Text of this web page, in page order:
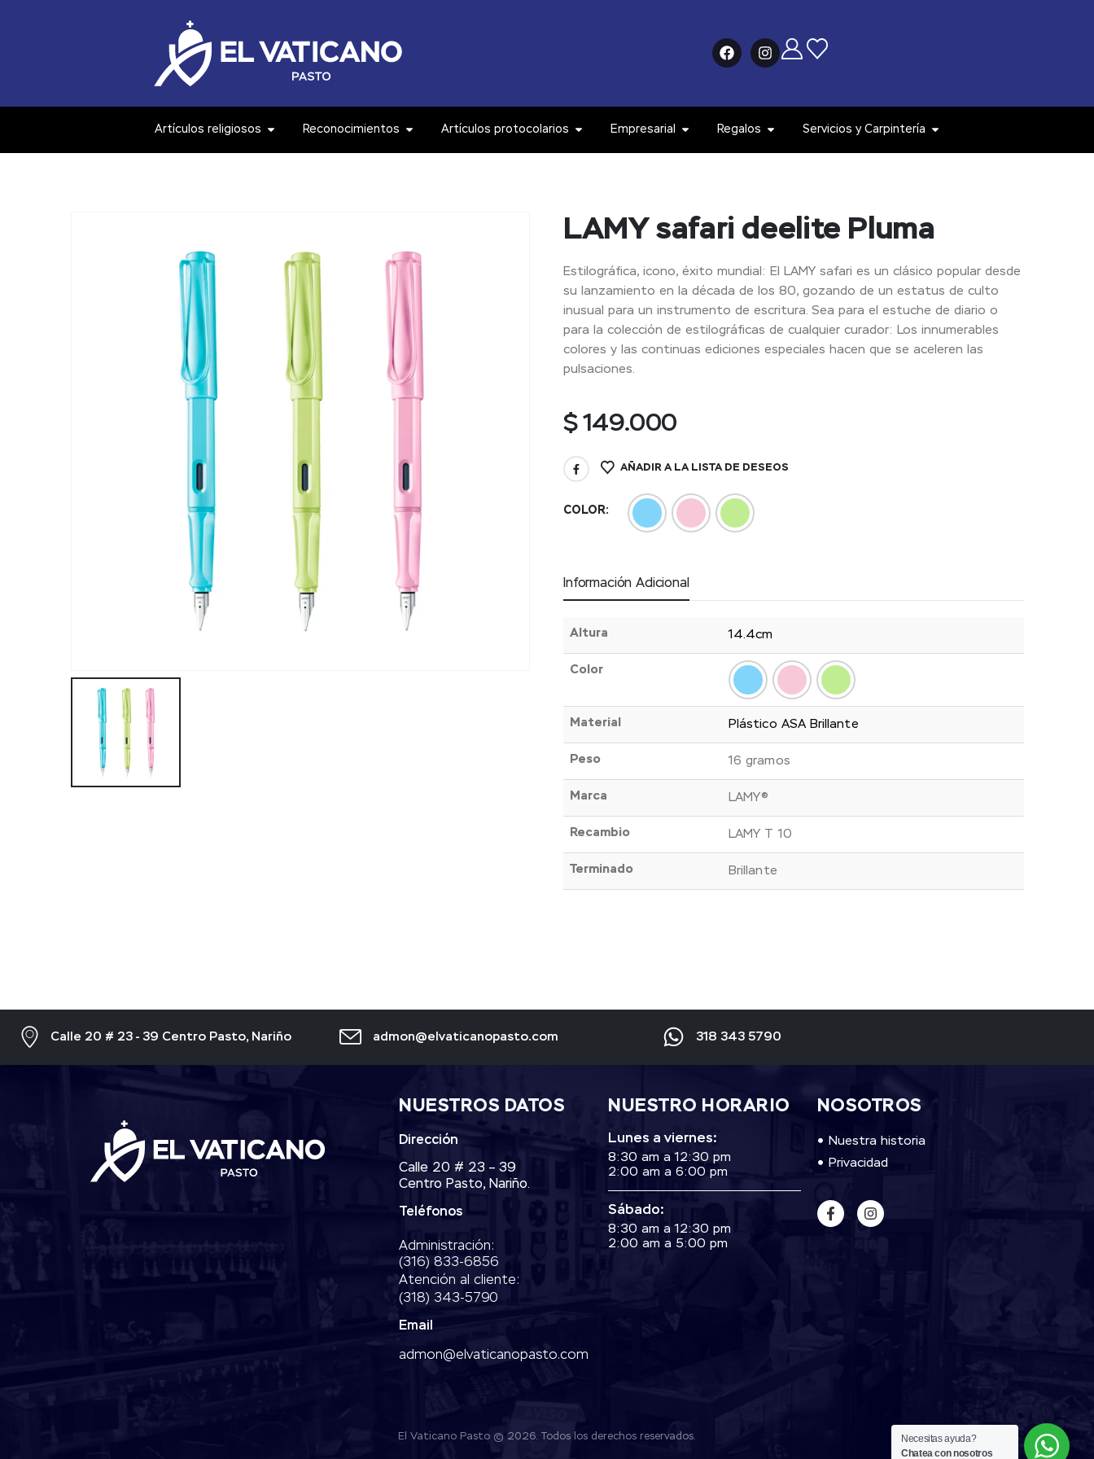
Artículos religiosos Reconocimientos Artículos protocolarios Empresarial Regalos Servicios y Carpintería
LAMY safari deelite Pluma
Estilográfica, icono, éxito mundial: El LAMY safari es un clásico popular desde
su lanzamiento en la década de los 80, gozando de un estatus de culto
inusual para un instrumento de escritura. Sea para el estuche de diario o
para la colección de estilográficas de cualquier curador: Los innumerables
colores y las continuas ediciones especiales hacen que se aceleren las
pulsaciones.
$149.000
AÑADIR A LA LISTA DE DESEOS
COLOR
Información Adicional
Altura 14.4cm
Color
Material Plástico ASA Brillante
Peso 16 gramos
Marca LAMY®
Recambio LAMY T 10
Terminado Brillante
Calle 20 # 23 - 39 Centro Pasto, Nariño admon@elvaticanopasto.com 318 343 5790
NUESTROS DATOS
Dirección
Calle 20 # 23 – 39
Centro Pasto, Nariño.
Teléfonos
Administración:
‭(316) 833-6856‬
Atención al cliente:
(318) 343-5790‬
Email
admon@elvaticanopasto.com
NOSOTROS
Nuestra historia
Privacidad
NUESTRO HORARIO
Lunes a viernes:
8:30 am a 12:30 pm
2:00 am a 6:00 pm
Sábado:
8:30 am a 12:30 pm
2:00 am a 5:00 pm
El Vaticano Pasto © 2026. Todos los derechos reservados.
Necesitas ayuda?
Chatea con nosotros